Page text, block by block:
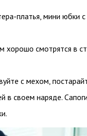
платья, мини юбки
хорошо смотрятся в
с мехом,
в своем наряде.